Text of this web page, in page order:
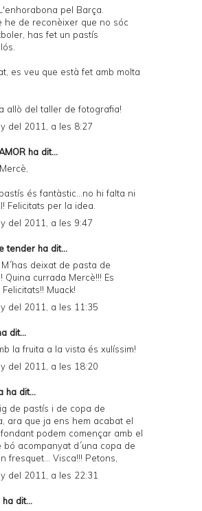
pel Barça.
he de reconèixer que no sóc
has fet un pastís
es veu que està fet amb molta
allò del taller de fotografia!
del 2011, a les 8:27
ha dit...
és fantàstic...no hi falta ni
Felicitats per la idea.
del 2011, a les 9:47
tender ha dit...
M´has deixat de pasta de
Quina currada Mercè!!! Es
Muack!
del 2011, a les 11:35
dit...
la fruita a la vista és xulíssim!
del 2011, a les 18:20
ha dit...
de pastís i de copa de
ara que ja ens hem acabat el
podem començar amb el
bó acompanyat d´una copa de
fresquet... Visca!!! Petons,
del 2011, a les 22:31
ha dit...